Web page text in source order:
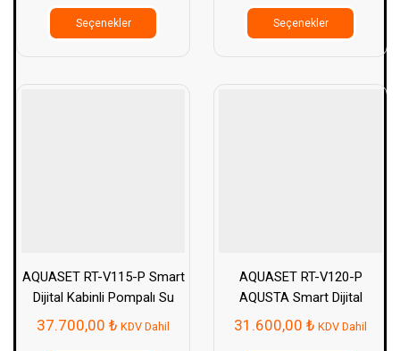
Seçenekler Seçenekler
AQUASET RT-V115-P Smart
Dijital Kabinli Pompalı Su
Arıtma Cihazı
37.700,00 ₺ KDV Dahil
AQUASET RT-V120-P
AQUSTA Smart Dijital
Kabinli Pompalı Su Arıtma
31.600,00 ₺ KDV Dahil